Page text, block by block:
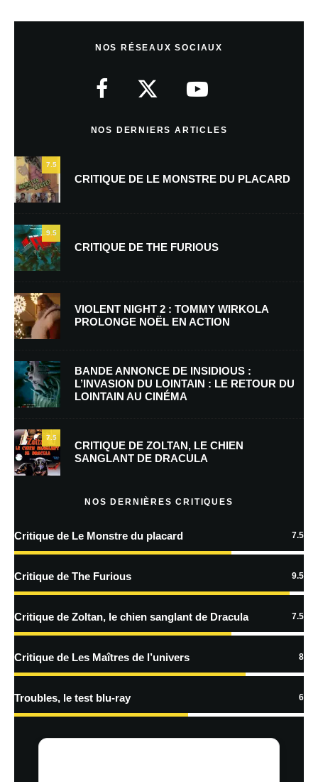
Nom*
E-mail *
Enregistrer mon nom, mon e-mail et mon site dans le navigateur pour
mon prochain commentaire.
Prévenez-moi de tous les nouveaux commentaires par e-mail.
Prévenez-moi de tous les nouveaux articles par e-mail.
En savoir
traitées
NOS RÉSEAUX SOCIAUX
NOS DERNIERS ARTICLES
7.5
CRITIQUE DE LE MONSTRE DU PLACARD
9.5
CRITIQUE DE THE FURIOUS
VIOLENT NIGHT 2 : TOMMY WIRKOLA
PROLONGE NOËL EN ACTION
BANDE ANNONCE DE INSIDIOUS :
L’INVASION DU LOINTAIN : LE RETOUR DU
LOINTAIN AU CINÉMA
7.5
CRITIQUE DE ZOLTAN, LE CHIEN
SANGLANT DE DRACULA
NOS DERNIÈRES CRITIQUES
Critique de Le Monstre du placard 7.5
Critique de The Furious 9.5
Critique de Zoltan, le chien sanglant de Dracula 7.5
Critique de Les Maîtres de l’univers 8
Troubles, le test blu-ray 6